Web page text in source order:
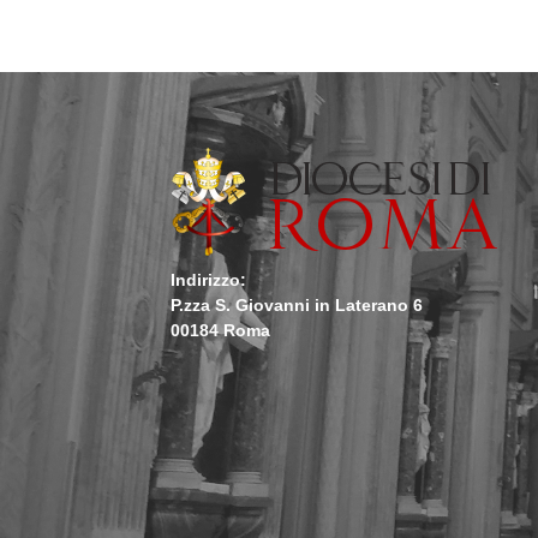
Indirizzo:
P.zza S. Giovanni in Laterano 6
00184 Roma